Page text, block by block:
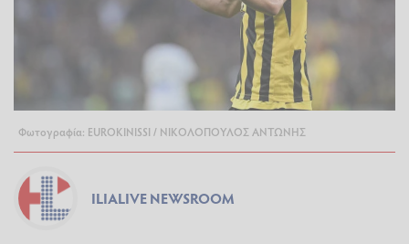
Φωτογραφία: EUROKINISSI / ΝΙΚΟΛΟΠΟΥΛΟΣ ΑΝΤΩΝΗΣ
ILIALIVE NEWSROOM